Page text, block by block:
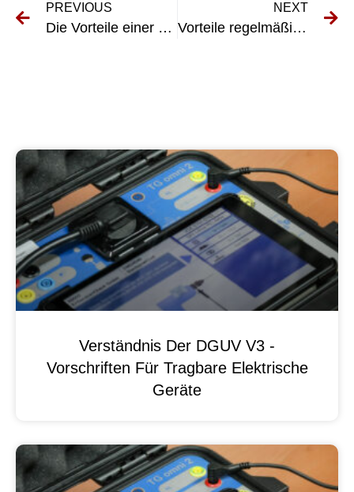
PREVIOUS
Die Vorteile einer regelmäßigen Wartung zur Einhaltung der UVV-LKW-Standards
NEXT
Vorteile regelmäßiger DGUV Vorschrift 70-Prüfungen für die Arbeitssicherheit
Verständnis Der DGUV V3 -
Vorschriften Für Tragbare Elektrische
Geräte